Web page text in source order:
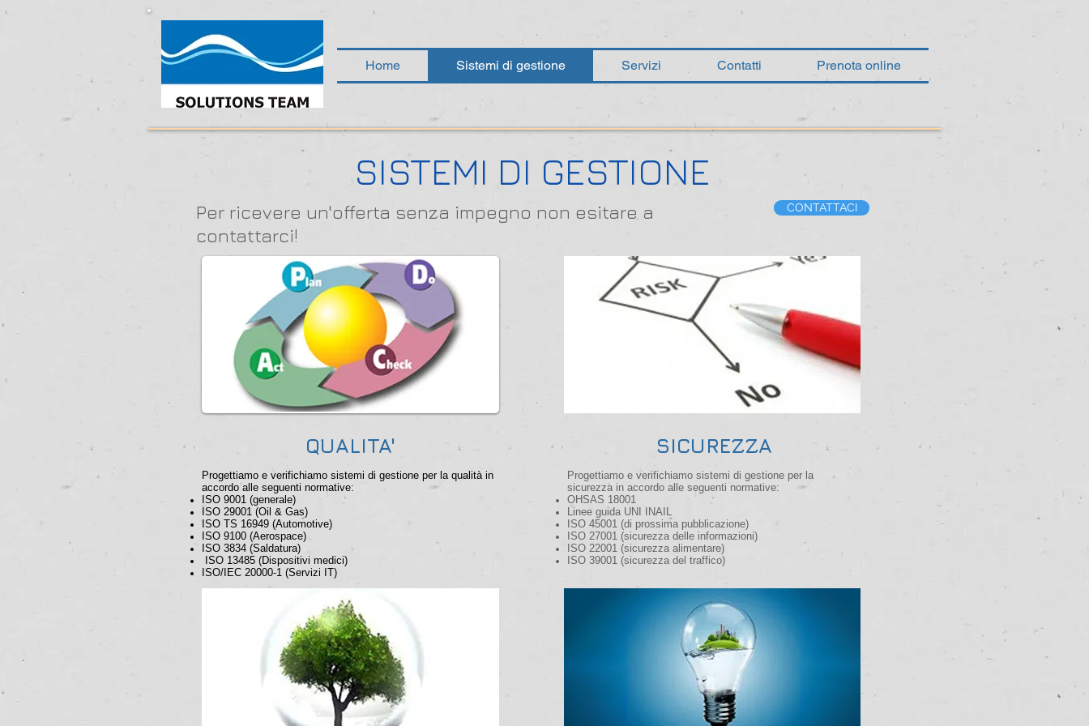
Home Sistemi di gestione Servizi Contatti Prenota online
SISTEMI DI GESTIONE
Per ricevere un'offerta senza impegno non esitare a
contattarci!
CONTATTACI
QUALITA'
Progettiamo e verifichiamo sistemi di gestione per la qualità in
accordo alle seguenti normative:
ISO 9001 (generale)
ISO 29001 (Oil & Gas)
ISO TS 16949 (Automotive)
ISO 9100 (Aerospace)
ISO 3834 (Saldatura)
ISO 13485 (Dispositivi medici)
ISO/IEC 20000-1 (Servizi IT)
SICUREZZA
Progettiamo e verifichiamo sistemi di gestione per la
sicurezza in accordo alle seguenti normative:
OHSAS 18001
Linee guida UNI INAIL
ISO 45001 (di prossima pubblicazione)
ISO 27001 (sicurezza delle informazioni)
ISO 22001 (sicurezza alimentare)
ISO 39001 (sicurezza del traffico)